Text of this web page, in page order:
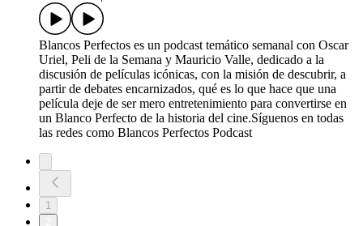
Blancos Perfectos es un podcast temático semanal con Oscar
Uriel, Peli de la Semana y Mauricio Valle, dedicado a la
discusión de películas icónicas, con la misión de descubrir, a
partir de debates encarnizados, qué es lo que hace que una
película deje de ser mero entretenimiento para convertirse en
un Blanco Perfecto de la historia del cine.Síguenos en todas
las redes como Blancos Perfectos Podcast
1